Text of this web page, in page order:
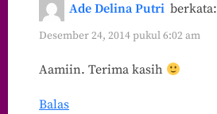
Ade Delina Putri berkata:
Desember 24, 2014 pukul 6:02 am
Aamiin. Terima kasih
Balas